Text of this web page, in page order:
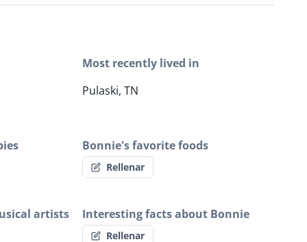
Most recently lived in
Pulaski, TN
Bonnie's favorite foods
Rellenar
artists Interesting facts about Bonnie
Rellenar